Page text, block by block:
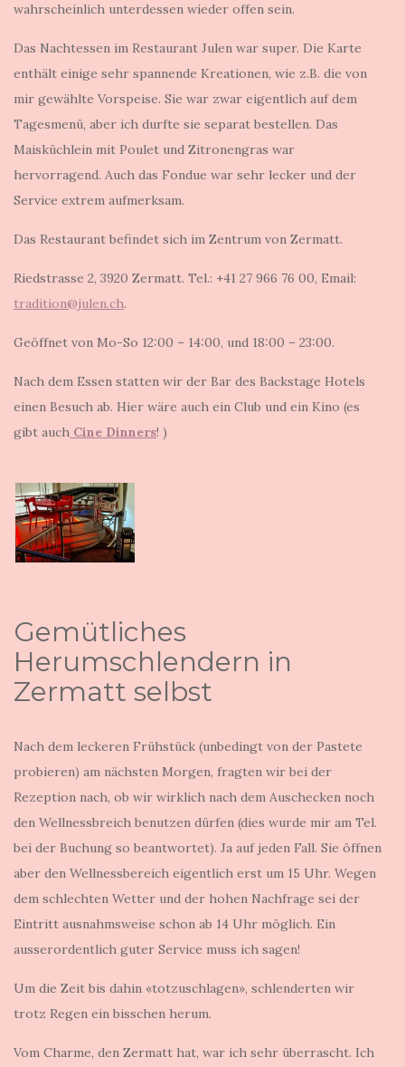
wahrscheinlich unterdessen wieder offen sein.
Das Nachtessen im Restaurant Julen war super. Die Karte
enthält einige sehr spannende Kreationen, wie z.B. die von
mir gewählte Vorspeise. Sie war zwar eigentlich auf dem
Tagesmenü, aber ich durfte sie separat bestellen. Das
Maisküchlein mit Poulet und Zitronengras war
hervorragend. Auch das Fondue war sehr lecker und der
Service extrem aufmerksam.
Das Restaurant befindet sich im Zentrum von Zermatt.
Riedstrasse 2, 3920 Zermatt. Tel.: +41 27 966 76 00, Email:
tradition@julen.ch.
Geöffnet von Mo-So 12:00 – 14:00, und 18:00 – 23:00.
Nach dem Essen statten wir der Bar des Backstage Hotels
einen Besuch ab. Hier wäre auch ein Club und ein Kino (es
gibt auch Cine Dinners! )
Gemütliches
Herumschlendern in
Zermatt selbst
Nach dem leckeren Frühstück (unbedingt von der Pastete
probieren) am nächsten Morgen, fragten wir bei der
Rezeption nach, ob wir wirklich nach dem Auschecken noch
den Wellnessbreich benutzen dürfen (dies wurde mir am Tel.
bei der Buchung so beantwortet). Ja auf jeden Fall. Sie öffnen
aber den Wellnessbereich eigentlich erst um 15 Uhr. Wegen
dem schlechten Wetter und der hohen Nachfrage sei der
Eintritt ausnahmsweise schon ab 14 Uhr möglich. Ein
ausserordentlich guter Service muss ich sagen!
Um die Zeit bis dahin «totzuschlagen», schlenderten wir
trotz Regen ein bisschen herum.
Vom Charme, den Zermatt hat, war ich sehr überrascht. Ich